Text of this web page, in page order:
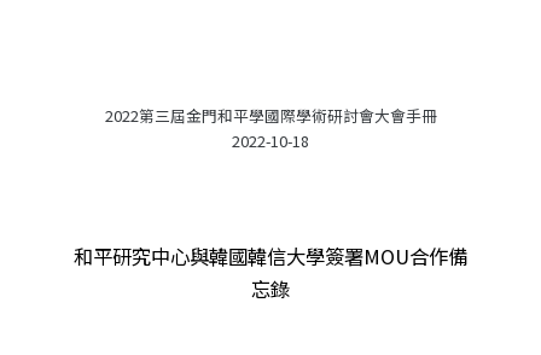
2022第三屆金門和平學國際學術研討會大會手冊
2022-10-18
和平研究中心與韓國韓信大學簽署MOU合作備
忘錄